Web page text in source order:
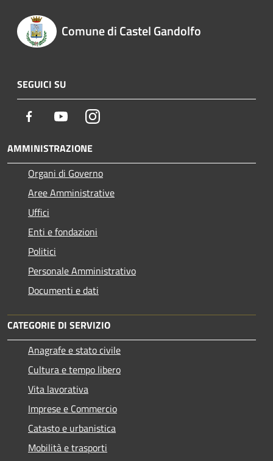
Comune di Castel Gandolfo
SEGUICI SU
Facebook YoutubeInstagram
AMMINISTRAZIONE
Organi di Governo
Aree Amministrative
Uffici
Enti e fondazioni
Politici
Personale Amministrativo
Documenti e dati
CATEGORIE DI SERVIZIO
Anagrafe e stato civile
Cultura e tempo libero
Vita lavorativa
Imprese e Commercio
Catasto e urbanistica
Mobilità e trasporti